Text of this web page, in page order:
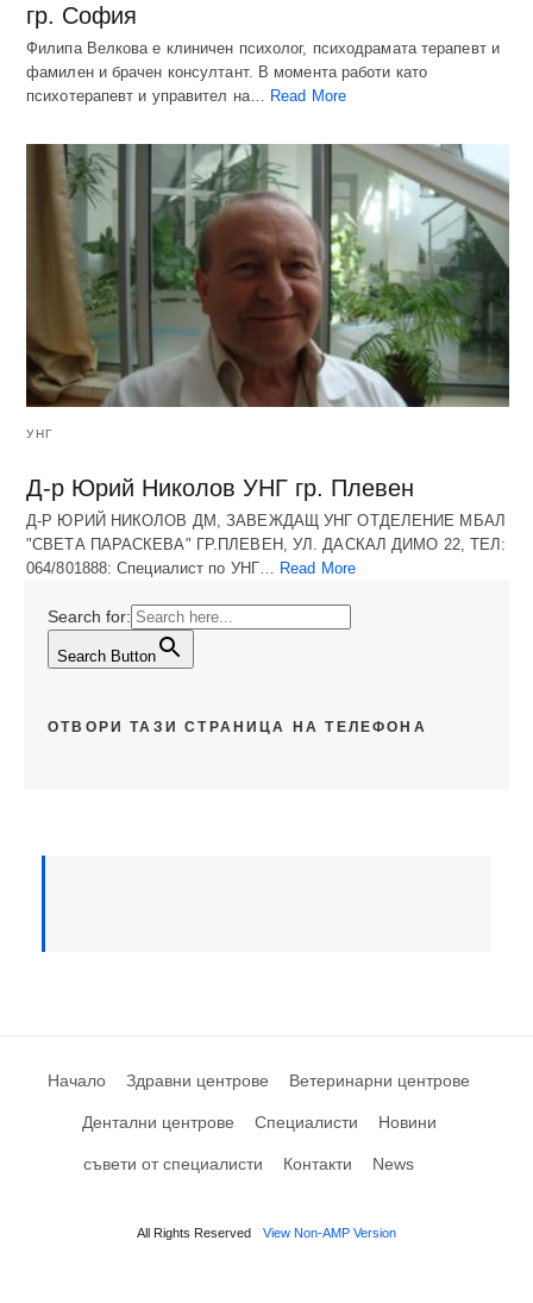
гр. София
Филипа Велкова е клиничен психолог, психодрамата терапевт и
фамилен и брачен консултант. В момента работи като
психотерапевт и управител на…
Read More
УНГ
Д-р Юрий Николов УНГ гр. Плевен
Д-Р ЮРИЙ НИКОЛОВ ДМ, ЗАВЕЖДАЩ УНГ ОТДЕЛЕНИЕ МБАЛ
"СВЕТА ПАРАСКЕВА" ГР.ПЛЕВЕН, УЛ. ДАСКАЛ ДИМО 22, ТЕЛ:
064/801888: Специалист по УНГ… Read More
Search for:
Search Button
ОТВОРИ ТАЗИ СТРАНИЦА НА ТЕЛЕФОНА
Начало Здравни центрове Ветеринарни центрове
Дентални центрове Специалисти Новини
съвети от специалисти Контакти News
All Rights Reserved View Non-AMP Version